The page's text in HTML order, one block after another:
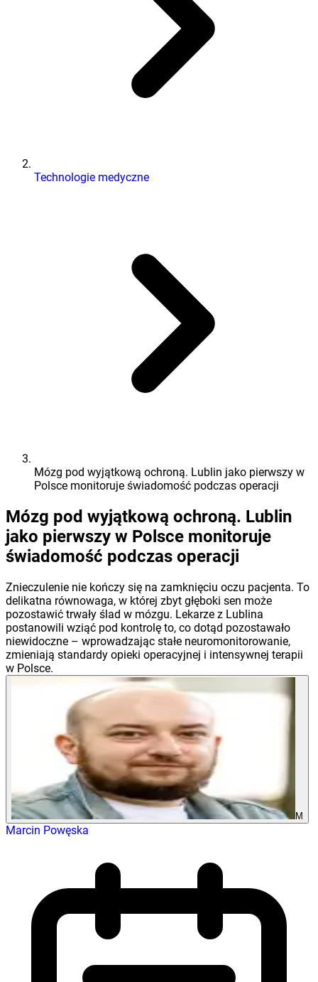
Technologie medyczne
Mózg pod wyjątkową ochroną. Lublin jako pierwszy w
Polsce monitoruje świadomość podczas operacji
Mózg pod wyjątkową ochroną. Lublin
jako pierwszy w Polsce monitoruje
świadomość podczas operacji
Znieczulenie nie kończy się na zamknięciu oczu pacjenta. To
delikatna równowaga, w której zbyt głęboki sen może
pozostawić trwały ślad w mózgu. Lekarze z Lublina
postanowili wziąć pod kontrolę to, co dotąd pozostawało
niewidoczne – wprowadzając stałe neuromonitorowanie,
zmieniają standardy opieki operacyjnej i intensywnej terapii
w Polsce.
M
Marcin Powęska